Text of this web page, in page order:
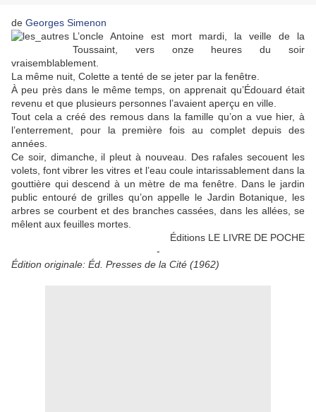
de Georges Simenon
L’oncle Antoine est mort mardi, la veille de la
Toussaint, vers onze heures du soir
vraisemblablement.
La même nuit, Colette a tenté de se jeter par la fenêtre.
À peu près dans le même temps, on apprenait qu’Édouard était
revenu et que plusieurs personnes l’avaient aperçu en ville.
Tout cela a créé des remous dans la famille qu’on a vue hier, à
l’enterrement, pour la première fois au complet depuis des
années.
Ce soir, dimanche, il pleut à nouveau. Des rafales secouent les
volets, font vibrer les vitres et l’eau coule intarissablement dans la
gouttière qui descend à un mètre de ma fenêtre. Dans le jardin
public entouré de grilles qu’on appelle le Jardin Botanique, les
arbres se courbent et des branches cassées, dans les allées, se
mêlent aux feuilles mortes.
Éditions LE LIVRE DE POCHE
-
Édition originale: Éd. Presses de la Cité (1962)